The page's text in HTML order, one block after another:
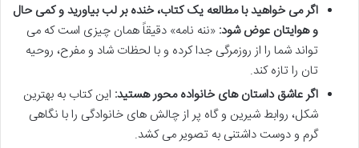
اگر می خواهید با مطالعه یک کتاب، خنده بر لب بیاورید و کمی حال
و هوایتان عوض شود: «ننه نامه» دقیقاً همان چیزی است که می
تواند شما را از روزمرگی جدا کرده و با لحظات شاد و مفرح، روحیه
تان را تازه کند.
اگر عاشق داستان های خانواده محور هستید: این کتاب به بهترین
شکل، روابط شیرین و گاه پر از چالش های خانوادگی را با نگاهی
گرم و دوست داشتنی به تصویر می کشد.